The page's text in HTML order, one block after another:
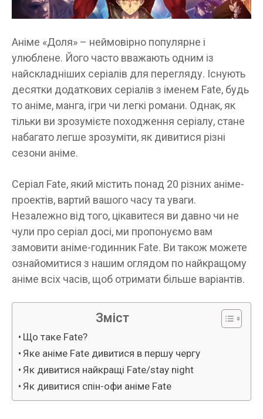
Аніме «Доля» – неймовірно популярне і
улюблене. Його часто вважають одним із
найскладніших серіалів для перегляду. Існують
десятки додаткових серіалів з іменем Fate, будь
то аніме, манга, ігри чи легкі романи. Однак, як
тільки ви зрозумієте походження серіалу, стане
набагато легше зрозуміти, як дивитися різні
сезони аніме.
Серіал Fate, який містить понад 20 різних аніме-
проектів, вартий вашого часу та уваги.
Незалежно від того, цікавитеся ви давно чи не
чули про серіал досі, ми пропонуємо вам
замовити аніме-годинник Fate. Ви також можете
ознайомитися з нашим оглядом по найкращому
аніме всіх часів, щоб отримати більше варіантів.
Зміст
Що таке Fate?
Яке аніме Fate дивитися в першу чергу
Як дивитися найкращі Fate/stay night
Як дивитися спін-офи аніме Fate